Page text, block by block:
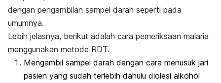
dengan pengambilan sampel darah seperti pada
umumnya.
Lebih jelasnya, berikut adalah cara pemeriksaan malaria
menggunakan metode RDT.
Mengambil sampel darah dengan cara menusuk jari
pasien yang sudah terlebih dahulu diolesi alkohol